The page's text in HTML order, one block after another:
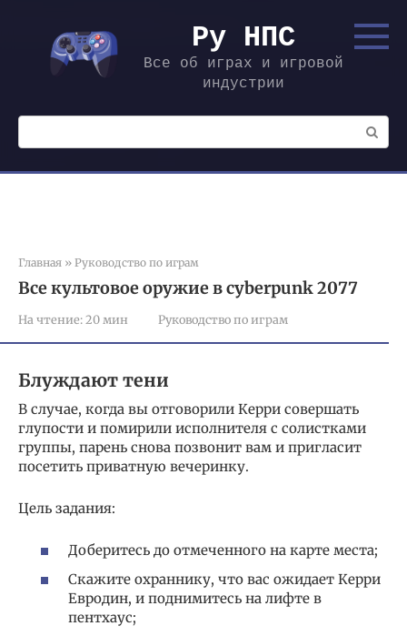
контенту
Ру НПС
Все об играх и игровой
индустрии
Поиск:
Главная » Руководство по играм
Все культовое оружие в cyberpunk 2077
На чтение: 20 мин Руководство по играм
Блуждают тени
В случае, когда вы отговорили Керри совершать
глупости и помирили исполнителя с солистками
группы, парень снова позвонит вам и пригласит
посетить приватную вечеринку.
Цель задания:
Доберитесь до отмеченного на карте места;
Скажите охраннику, что вас ожидает Керри
Евродин, и поднимитесь на лифте в
пентхаус;